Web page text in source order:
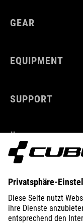
GEAR
EQUIPMENT
SUPPORT
ÜBER UNS